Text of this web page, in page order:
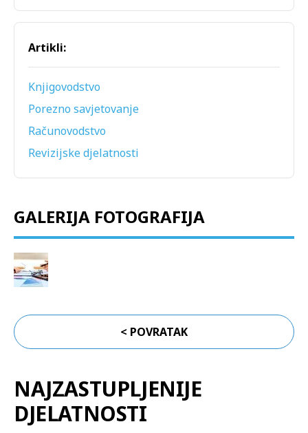
Artikli:
Knjigovodstvo
Porezno savjetovanje
Računovodstvo
Revizijske djelatnosti
GALERIJA FOTOGRAFIJA
< POVRATAK
NAJZASTUPLJENIJE
DJELATNOSTI